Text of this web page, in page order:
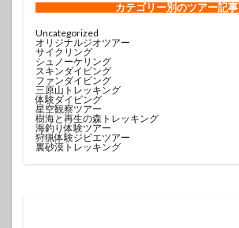
カテゴリー別のツアー記事
Uncategorized
オリジナルジオツアー
サイクリング
シュノーケリング
スキンダイビング
ファンダイビング
三原山トレッキング
体験ダイビング
星空観察ツアー
樹海と再生の森トレッキング
海釣り体験ツアー
狩猟体験ジビエツアー
裏砂漠トレッキング